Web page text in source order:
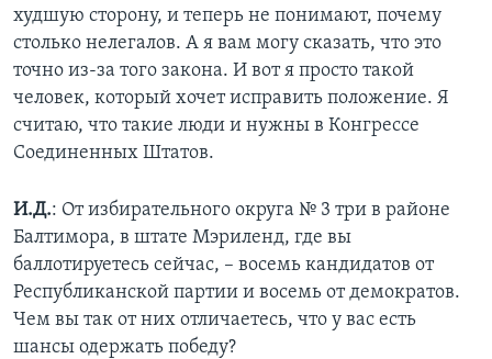
худшую сторону, и теперь не понимают, почему
столько нелегалов. А я вам могу сказать, что это
точно из-за того закона. И вот я просто такой
человек, который хочет исправить положение. Я
считаю, что такие люди и нужны в Конгрессе
Соединенных Штатов.
И.Д.: От избирательного округа № 3 три в районе
Балтимора, в штате Мэриленд, где вы
баллотируетесь сейчас, – восемь кандидатов от
Республиканской партии и восемь от демократов.
Чем вы так от них отличаетесь, что у вас есть
шансы одержать победу?